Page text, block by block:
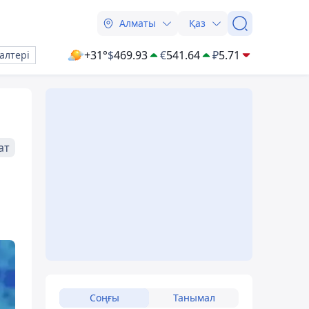
Алматы Қаз
+31°$469.93 €541.64 ₽5.71
Соңғы Танымал